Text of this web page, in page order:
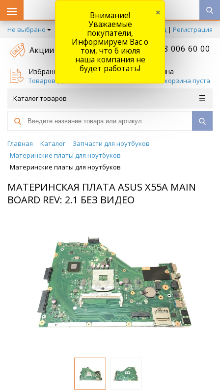
Не выбрано Вход | Регистрация
Акции +7 778 006 60 00
Избранное
Товаров (
Корзина
Ваша корзина пуста
Каталог товаров
Главная Каталог
Запчасти для ноутбуков
Материнские платы для ноутбуков
Материнские платы для ноутбуков
МАТЕРИНСКАЯ ПЛАТА ASUS X55A MAIN
BOARD REV: 2.1 БЕЗ ВИДЕО
Внимание!
Уважаемые
покупатели,
Информируем Вас о
том, что 6 июля
наша компания не
будет работать!
×